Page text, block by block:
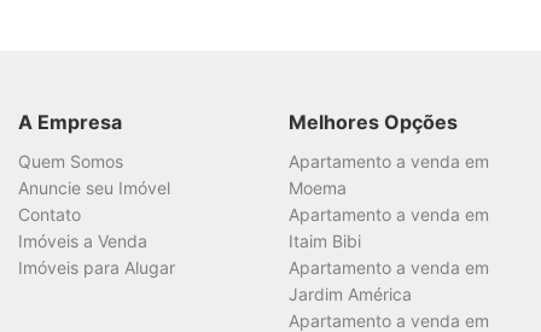
A Empresa
Quem Somos
Anuncie seu Imóvel
Contato
Imóveis a Venda
Imóveis para Alugar
Melhores Opções
Apartamento a venda em
Moema
Apartamento a venda em
Itaim Bibi
Apartamento a venda em
Jardim América
Apartamento a venda em